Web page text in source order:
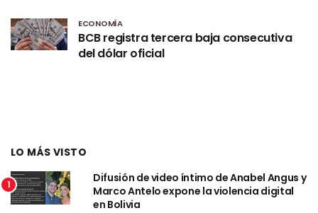
ECONOMÍA
BCB registra tercera baja consecutiva
del dólar oficial
LO MÁS VISTO
1
Difusión de video íntimo de Anabel Angus y
Marco Antelo expone la violencia digital
en Bolivia